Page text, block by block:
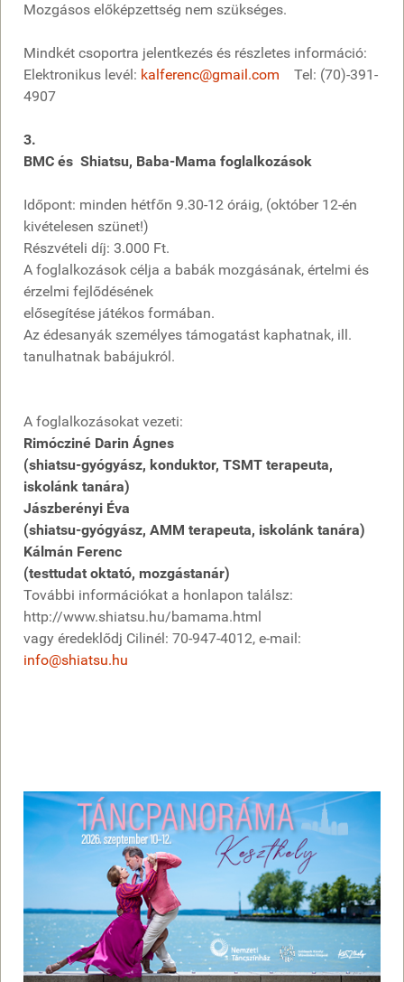
Mozgásos előképzettség nem szükséges.
Mindkét csoportra jelentkezés és részletes információ:
Elektronikus levél: kalferenc@gmail.com Tel: (70)-391-
4907
3.
BMC és Shiatsu, Baba-Mama foglalkozások
Időpont: minden hétfőn 9.30-12 óráig, (október 12-én
kivételesen szünet!)
Részvételi díj: 3.000 Ft.
A foglalkozások célja a babák mozgásának, értelmi és
érzelmi fejlődésének
elősegítése játékos formában.
Az édesanyák személyes támogatást kaphatnak, ill.
tanulhatnak babájukról.
A foglalkozásokat vezeti:
Rimócziné Darin Ágnes
(shiatsu-gyógyász, konduktor, TSMT terapeuta,
iskolánk tanára)
Jászberényi Éva
(shiatsu-gyógyász, AMM terapeuta, iskolánk tanára)
Kálmán Ferenc
(testtudat oktató, mozgástanár)
További információkat a honlapon találsz:
http://www.shiatsu.hu/bamama.html
vagy éredeklődj Cilinél: 70-947-4012, e-mail:
info@shiatsu.hu